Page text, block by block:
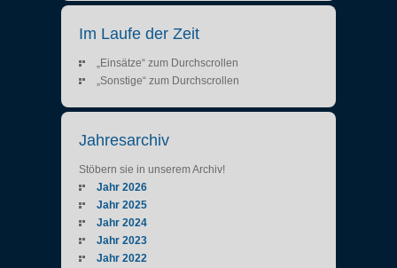
Im Laufe der Zeit
„Einsätze“ zum Durchscrollen
„Sonstige“ zum Durchscrollen
Jahresarchiv
Stöbern sie in unserem Archiv!
Jahr 2026
Jahr 2025
Jahr 2024
Jahr 2023
Jahr 2022